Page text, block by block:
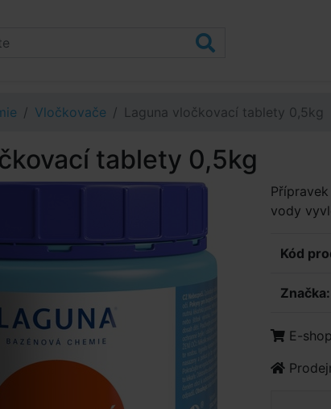
Vločkovače Laguna vločkovací tablety 0,5kg
tablety 0,5kg
vody
Kód
Značka:
E-